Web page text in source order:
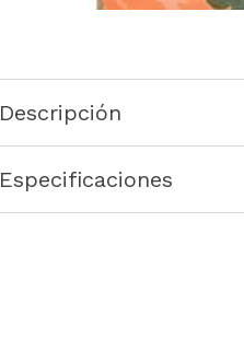
Descripción
Especificaciones